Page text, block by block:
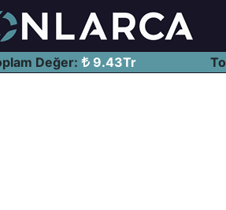
Değer: 9.43Tr